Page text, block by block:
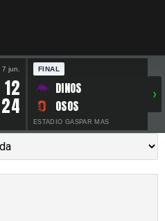
7 jun.
12
24
FINAL
DINOS
OSOS
ESTADIO GASPAR MAS
›